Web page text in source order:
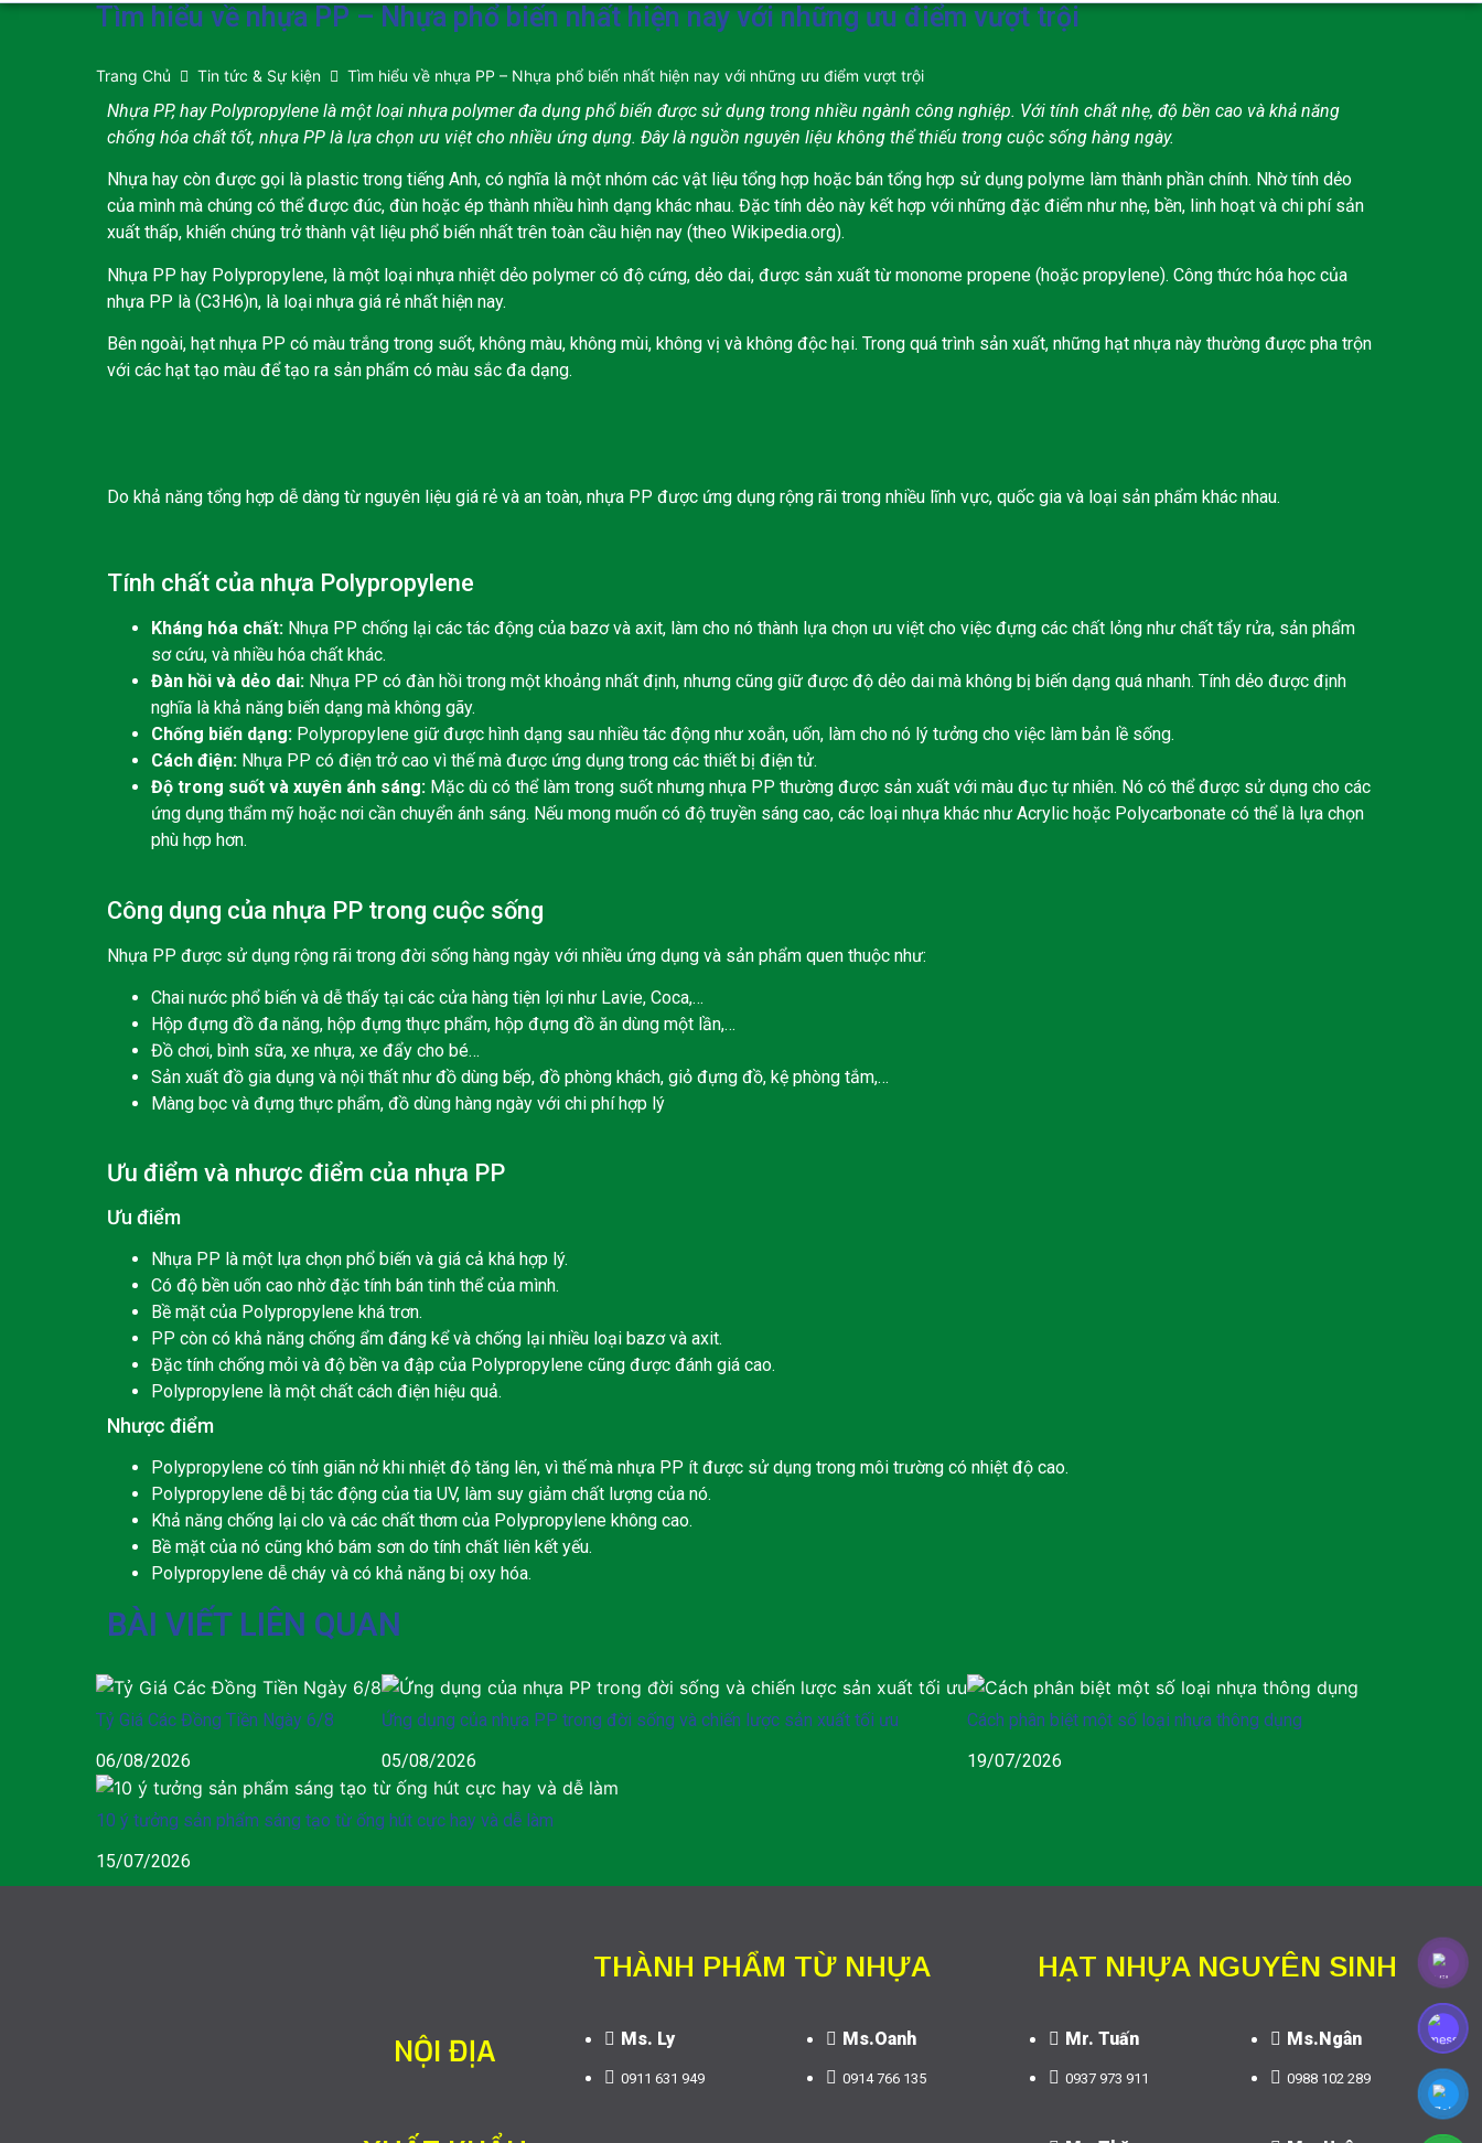
Tìm hiểu về nhựa PP – Nhựa phổ biến nhất hiện nay với những ưu điểm vượt trội
Trang Chủ Tin tức & Sự kiện Tìm hiểu về nhựa PP – Nhựa phổ biến nhất hiện nay với những ưu điểm vượt trội
Nhựa PP, hay Polypropylene là một loại nhựa polymer đa dụng phổ biến được sử dụng trong nhiều ngành công nghiệp. Với tính chất nhẹ, độ bền cao và khả năng
chống hóa chất tốt, nhựa PP là lựa chọn ưu việt cho nhiều ứng dụng. Đây là nguồn nguyên liệu không thể thiếu trong cuộc sống hàng ngày.
Nhựa hay còn được gọi là plastic trong tiếng Anh, có nghĩa là một nhóm các vật liệu tổng hợp hoặc bán tổng hợp sử dụng polyme làm thành phần chính. Nhờ tính dẻo
của mình mà chúng có thể được đúc, đùn hoặc ép thành nhiều hình dạng khác nhau. Đặc tính dẻo này kết hợp với những đặc điểm như nhẹ, bền, linh hoạt và chi phí sản
xuất thấp, khiến chúng trở thành vật liệu phổ biến nhất trên toàn cầu hiện nay (theo Wikipedia.org).
Nhựa PP hay Polypropylene, là một loại nhựa nhiệt dẻo polymer có độ cứng, dẻo dai, được sản xuất từ monome propene (hoặc propylene). Công thức hóa học của
nhựa PP là (C3H6)n, là loại nhựa giá rẻ nhất hiện nay.
Bên ngoài, hạt nhựa PP có màu trắng trong suốt, không màu, không mùi, không vị và không độc hại. Trong quá trình sản xuất, những hạt nhựa này thường được pha trộn
với các hạt tạo màu để tạo ra sản phẩm có màu sắc đa dạng.
Do khả năng tổng hợp dễ dàng từ nguyên liệu giá rẻ và an toàn, nhựa PP được ứng dụng rộng rãi trong nhiều lĩnh vực, quốc gia và loại sản phẩm khác nhau.
Tính chất của nhựa Polypropylene
Kháng hóa chất: Nhựa PP chống lại các tác động của bazơ và axit, làm cho nó thành lựa chọn ưu việt cho việc đựng các chất lỏng như chất tẩy rửa, sản phẩm
sơ cứu, và nhiều hóa chất khác.
Đàn hồi và dẻo dai: Nhựa PP có đàn hồi trong một khoảng nhất định, nhưng cũng giữ được độ dẻo dai mà không bị biến dạng quá nhanh. Tính dẻo được định
nghĩa là khả năng biến dạng mà không gãy.
Chống biến dạng: Polypropylene giữ được hình dạng sau nhiều tác động như xoắn, uốn, làm cho nó lý tưởng cho việc làm bản lề sống.
Cách điện: Nhựa PP có điện trở cao vì thế mà được ứng dụng trong các thiết bị điện tử.
Độ trong suốt và xuyên ánh sáng: Mặc dù có thể làm trong suốt nhưng nhựa PP thường được sản xuất với màu đục tự nhiên. Nó có thể được sử dụng cho các
ứng dụng thẩm mỹ hoặc nơi cần chuyển ánh sáng. Nếu mong muốn có độ truyền sáng cao, các loại nhựa khác như Acrylic hoặc Polycarbonate có thể là lựa chọn
phù hợp hơn.
Công dụng của nhựa PP trong cuộc sống
Nhựa PP được sử dụng rộng rãi trong đời sống hàng ngày với nhiều ứng dụng và sản phẩm quen thuộc như:
Chai nước phổ biến và dễ thấy tại các cửa hàng tiện lợi như Lavie, Coca,…
Hộp đựng đồ đa năng, hộp đựng thực phẩm, hộp đựng đồ ăn dùng một lần,…
Đồ chơi, bình sữa, xe nhựa, xe đẩy cho bé…
Sản xuất đồ gia dụng và nội thất như đồ dùng bếp, đồ phòng khách, giỏ đựng đồ, kệ phòng tắm,…
Màng bọc và đựng thực phẩm, đồ dùng hàng ngày với chi phí hợp lý
Ưu điểm và nhược điểm của nhựa PP
Ưu điểm
Nhựa PP là một lựa chọn phổ biến và giá cả khá hợp lý.
Có độ bền uốn cao nhờ đặc tính bán tinh thể của mình.
Bề mặt của Polypropylene khá trơn.
PP còn có khả năng chống ẩm đáng kể và chống lại nhiều loại bazơ và axit.
Đặc tính chống mỏi và độ bền va đập của Polypropylene cũng được đánh giá cao.
Polypropylene là một chất cách điện hiệu quả.
Nhược điểm
Polypropylene có tính giãn nở khi nhiệt độ tăng lên, vì thế mà nhựa PP ít được sử dụng trong môi trường có nhiệt độ cao.
Polypropylene dễ bị tác động của tia UV, làm suy giảm chất lượng của nó.
Khả năng chống lại clo và các chất thơm của Polypropylene không cao.
Bề mặt của nó cũng khó bám sơn do tính chất liên kết yếu.
Polypropylene dễ cháy và có khả năng bị oxy hóa.
BÀI VIẾT LIÊN QUAN
Tỷ Giá Các Đồng Tiền Ngày 6/8
06/08/2026
Ứng dụng của nhựa PP trong đời sống và chiến lược sản xuất tối ưu
05/08/2026
Cách phân biệt một số loại nhựa thông dụng
19/07/2026
10 ý tưởng sản phẩm sáng tạo từ ống hút cực hay và dễ làm
15/07/2026
NỘI ĐỊA
THÀNH PHẨM TỪ NHỰA
Ms. Ly
0911 631 949
Ms.Oanh
0914 766 135
HẠT NHỰA NGUYÊN SINH
Mr. Tuấn
0937 973 911
Ms.Ngân
0988 102 289